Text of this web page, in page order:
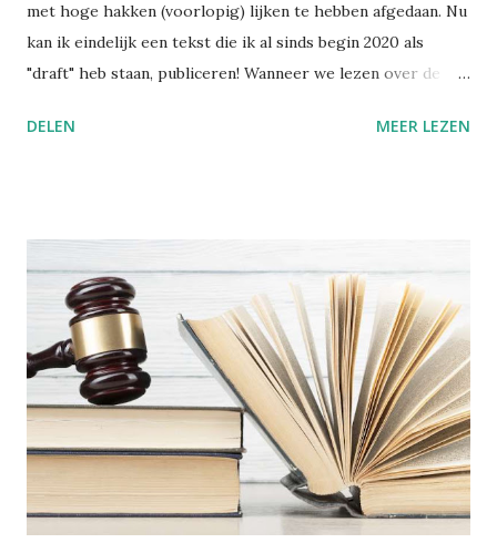
met hoge hakken (voorlopig) lijken te hebben afgedaan. Nu
kan ik eindelijk een tekst die ik al sinds begin 2020 als
"draft" heb staan, publiceren! Wanneer we lezen over de
we van zulke barbaarse martelpraktijken. Hoe heeft een
Voetinbinden Ik ga dit cultureel gegeven toch even
kaderen. De praktijk van voetinbinden heeft zich in China
ontwikkeld tijdens de Tang-dynastie (618-907 na Chr.). Het
hield in dat men bij jonge meisjes de voeten omzwachtelde.
De vier kleine tenen werden naar binnen geplooid en
braken uiteindelijk vanzelf. De grote teen bleef recht. Het
resultaat was een "lotusvoetje". Dit gold als een teken van
wels...
DELEN MEER LEZEN